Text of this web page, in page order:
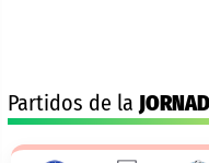
Partidos de la